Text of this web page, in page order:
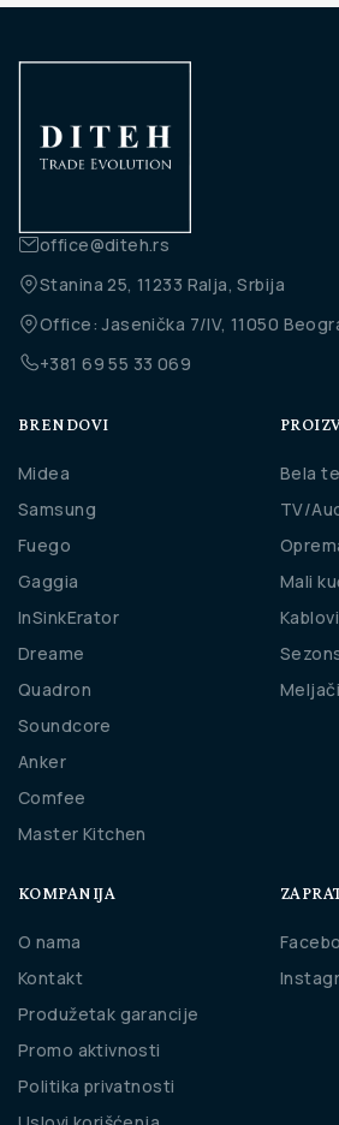
office@diteh.rs
Stanina 25, 11233 Ralja, Srbija
Office: Jasenička 7/IV, 11050
+381 69 55 33 069
BRENDOVI
Midea
Samsung
Fuego
Gaggia
InSinkErator
Dreame
Quadron
Soundcore
Anker
Comfee
Master Kitchen
Bela
TV/
Mali
KOMPANIJA
O nama
Kontakt
Produžetak garancije
Promo aktivnosti
Politika privatnosti